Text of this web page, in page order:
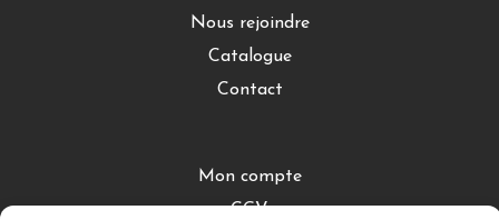
Nous rejoindre
Catalogue
Contact
Mon compte
CGV